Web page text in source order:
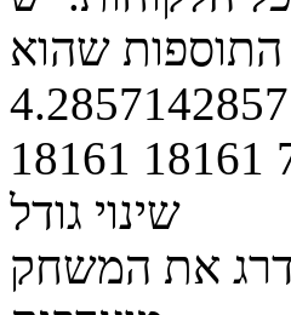
התוספות שהוא
18161 18161
שינוי גודל
דרג את המשחק